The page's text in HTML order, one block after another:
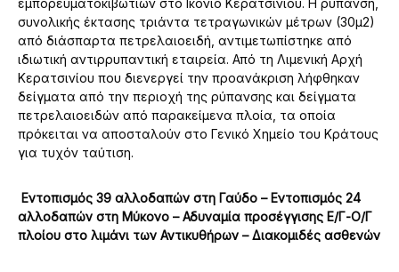
εμπορευματοκιβωτίων στο Ικόνιο Κερατσινίου. Η ρύπανση,
συνολικής έκτασης τριάντα τετραγωνικών μέτρων (30μ2)
από διάσπαρτα πετρελαιοειδή, αντιμετωπίστηκε από
ιδιωτική αντιρρυπαντική εταιρεία. Από τη Λιμενική Αρχή
Κερατσινίου που διενεργεί την προανάκριση λήφθηκαν
δείγματα από την περιοχή της ρύπανσης και δείγματα
πετρελαιοειδών από παρακείμενα πλοία, τα οποία
πρόκειται να αποσταλούν στο Γενικό Χημείο του Κράτους
για τυχόν ταύτιση.
Εντοπισμός 39 αλλοδαπών στη Γαύδο – Εντοπισμός 24
αλλοδαπών στη Μύκονο – Αδυναμία προσέγγισης Ε/Γ-Ο/Γ
πλοίου στο λιμάνι των Αντικυθήρων – Διακομιδές ασθενών